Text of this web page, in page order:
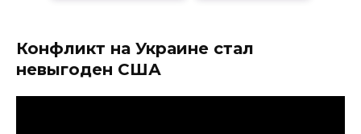
Конфликт на Украине стал
невыгоден США